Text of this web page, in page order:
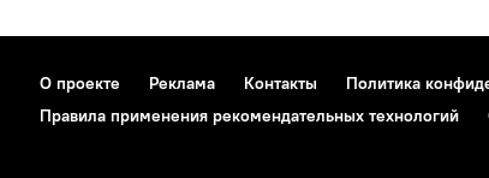
О проекте Реклама Контакты Политика
Правила применения рекомендательных технологий